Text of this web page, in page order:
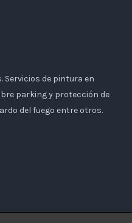
Servicios de pintura en
parking y protección de
del fuego entre otros.